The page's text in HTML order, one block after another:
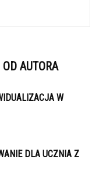
AUTORA
W
DLA UCZNIA Z